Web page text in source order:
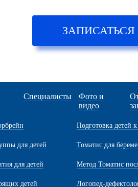
ЗАПИСАТЬСЯ
Специалисты
Фото и
видео
для детей
для детей
детей
Подготовка детей
Томатис для
Метод Томатис
Логопед-